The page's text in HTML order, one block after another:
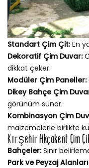
Standart Çim Çit:En
Dekoratif Çim Duvar:
dikkat çeker.
Modüler Çim Paneller:
Dikey Bahçe Çim
görünüm sunar.
Kombinasyon Çim
malzemelerle birlikte
Kırşehir Akçakent Çim
Bahçeler:Sınır
Park ve Peyzaj